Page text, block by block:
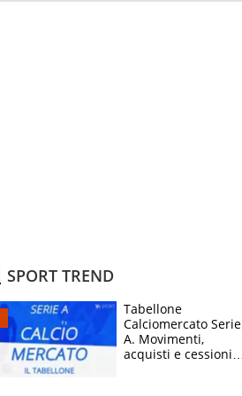
SPORT TREND
Tabellone
Calciomercato Serie
A. Movimenti,
acquisti e cessioni: